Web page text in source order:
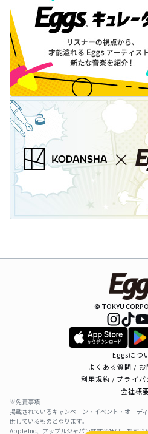
© TOKYU
Eggsにつ
よくある質問 / お
利用規約 / プライバ
会社概
※免責事項
掲載されているキャンペーン・イベント・オーデ
供しているものとなります。
Apple Inc、アップルジャパン株式会社は、掲載